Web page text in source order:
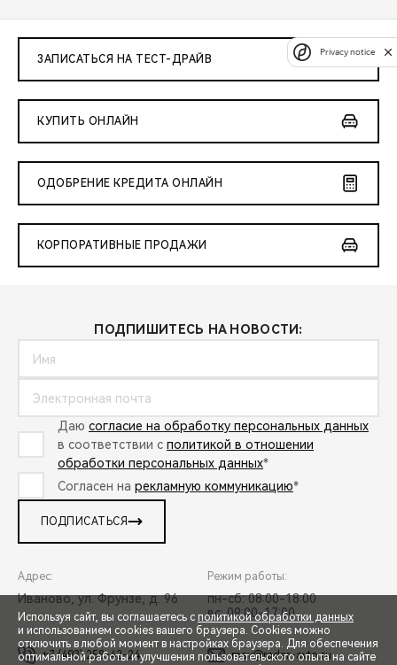
ЗАПИСАТЬСЯ НА ТЕСТ-ДРАЙВ
КУПИТЬ ОНЛАЙН
ОДОБРЕНИЕ КРЕДИТА ОНЛАЙН
КОРПОРАТИВНЫЕ ПРОДАЖИ
ПОДПИШИТЕСЬ НА НОВОСТИ:
Даю согласие на обработку персональных данных
в соответствии с политикой в отношении
обработки персональных данных*
Согласен на рекламную коммуникацию*
ПОДПИСАТЬСЯ
Адрес:
Иваново, ул. Фрунзе, д. 96
Режим работы:
пн-сб: 08:00-18:00
вс: 09:00-17:00
+7 (493) 258-42-24 mav@radar-avto.ru
Используя сайт, вы соглашаетесь с политикой обработки данных
и использованием cookies вашего браузера. Cookies можно
отключить в любой момент в настройках браузера. Для обеспечения
оптимальной работы и улучшения пользовательского опыта на сайте
Privacy notice